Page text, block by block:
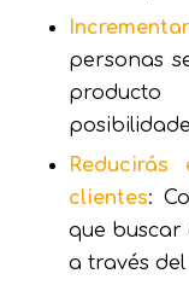
personas
clientes:
que buscar
a través